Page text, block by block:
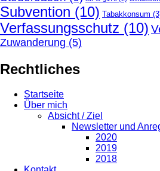
Subvention (10) Tabakkonsum
Verfassungsschutz (10)
Zuwanderung (5)
Rechtliches
Startseite
Über mich
Absicht / Ziel
Newsletter und
2020
2019
2018